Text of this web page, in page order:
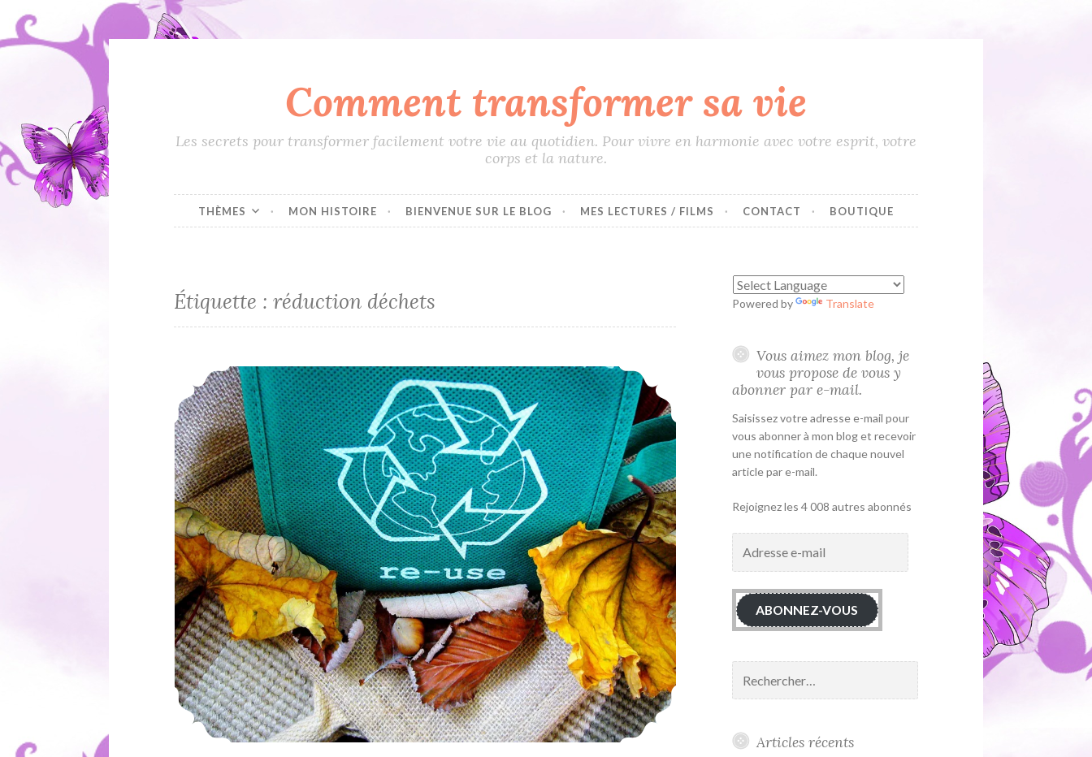
principal
Comment transformer sa vie
Les secrets pour transformer facilement votre vie au quotidien. Pour vivre en harmonie avec votre esprit, votre
corps et la nature.
THÈMES MON HISTOIRE BIENVENUE SUR LE BLOG MES LECTURES / FILMS CONTACT BOUTIQUE
Étiquette :réduction déchets
Mes astuces pour le recyclage et la réduction de ses déchets au quotidien
Powered by Translate
Vous aimez mon blog, je
vous propose de vous y
abonner par e-mail.
Saisissez votre adresse e-mail pour
vous abonner à mon blog et recevoir
une notification de chaque nouvel
article par e-mail.
Rejoignez les 4 008 autres abonnés
mail
ABONNEZ-VOUS
Articles récents